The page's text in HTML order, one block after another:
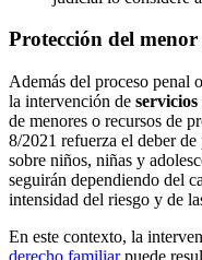
Protección del
Además del proceso penal
la intervención de servicios
de menores o recursos de
8/2021 refuerza el deber
sobre niños, niñas y
seguirán dependiendo del
intensidad del riesgo y de
En este contexto, la
derecho familiarpuede